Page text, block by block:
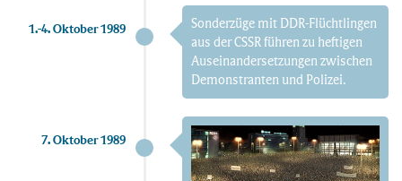
Sonderzüge mit DDR-Flüchtlingen
aus der CSSR führen zu heftigen
Auseinander­setzungen zwischen
Demonstranten und Polizei.
1.-4. Oktober 1989
7. Oktober 1989